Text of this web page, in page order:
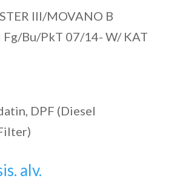
III/MOVANO B
Fg/Bu/PkT 07/14- W/ KAT
DPF (Diesel
alv.